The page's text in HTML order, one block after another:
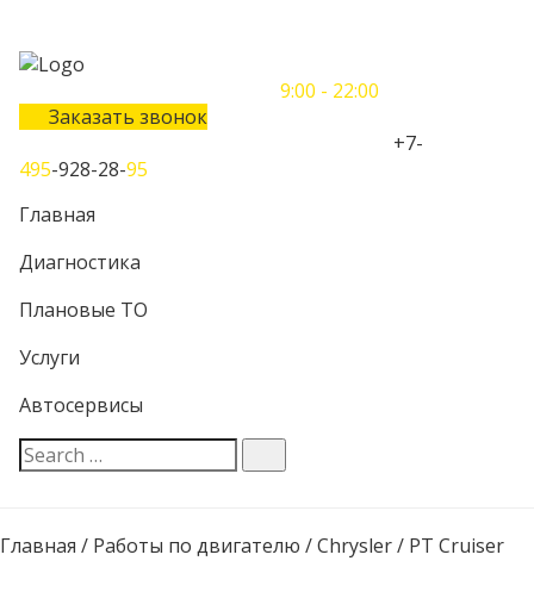
9:00 - 22:00
Заказать звонок
+7-
495-928-28-95
Главная
Диагностика
Плановые ТО
Услуги
Автосервисы
Главная / Работы по двигателю /Chrysler/ PT Cruiser